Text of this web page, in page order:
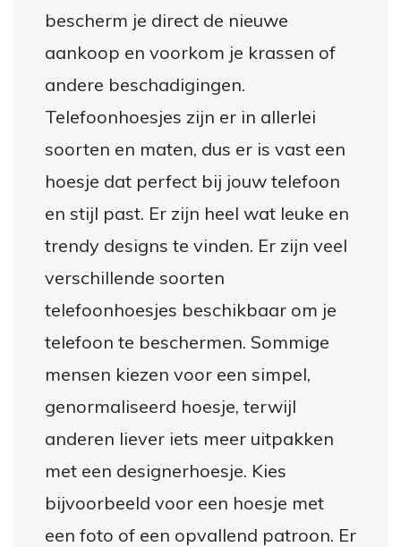
bescherm je direct de nieuwe
aankoop en voorkom je krassen of
andere beschadigingen.
Telefoonhoesjes zijn er in allerlei
soorten en maten, dus er is vast een
hoesje dat perfect bij jouw telefoon
en stijl past. Er zijn heel wat leuke en
trendy designs te vinden. Er zijn veel
verschillende soorten
telefoonhoesjes beschikbaar om je
telefoon te beschermen. Sommige
mensen kiezen voor een simpel,
genormaliseerd hoesje, terwijl
anderen liever iets meer uitpakken
met een designerhoesje. Kies
bijvoorbeeld voor een hoesje met
een foto of een opvallend patroon. Er